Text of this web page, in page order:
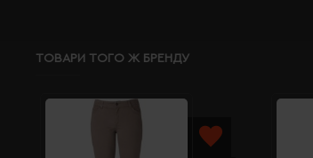
ТОВАРИ ТОГО Ж БРЕНДУ